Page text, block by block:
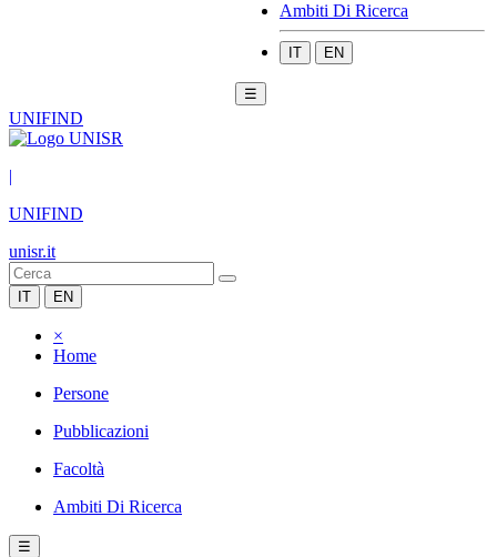
Ambiti Di Ricerca
IT EN
☰
UNIFIND
|
UNIFIND
unisr.it
IT EN
×
Home
Persone
Pubblicazioni
Facoltà
Ambiti Di Ricerca
☰